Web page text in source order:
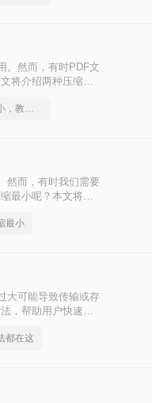
。然而，有时PDF文
将介绍两种压缩
怎样压缩pdf文件大小，教你几个方法
然而，有时我们需要
最小呢？本文将介
最小
大可能导致传输或存
，帮助用户快速压
都在这